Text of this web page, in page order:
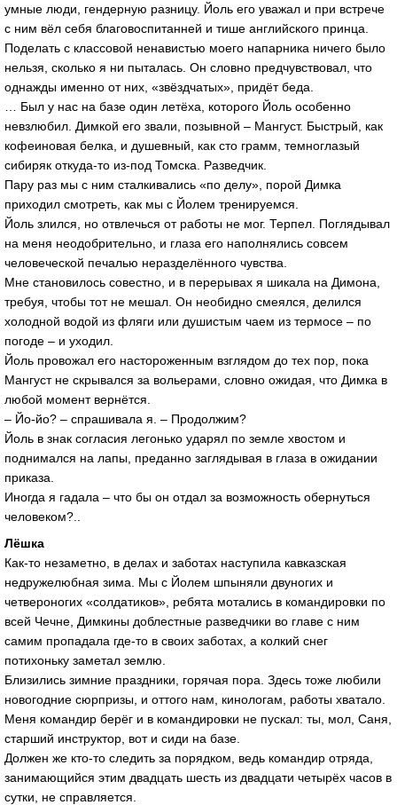
умные люди, гендерную разницу. Йоль его уважал и при встрече
с ним вёл себя благовоспитанней и тише английского принца.
Поделать с классовой ненавистью моего напарника ничего было
нельзя, сколько я ни пыталась. Он словно предчувствовал, что
однажды именно от них, «звёздчатых», придёт беда.
… Был у нас на базе один летёха, которого Йоль особенно
невзлюбил. Димкой его звали, позывной – Мангуст. Быстрый, как
кофеиновая белка, и душевный, как сто грамм, темноглазый
сибиряк откуда-то из-под Томска. Разведчик.
Пару раз мы с ним сталкивались «по делу», порой Димка
приходил смотреть, как мы с Йолем тренируемся.
Йоль злился, но отвлечься от работы не мог. Терпел. Поглядывал
на меня неодобрительно, и глаза его наполнялись совсем
человеческой печалью неразделённого чувства.
Мне становилось совестно, и в перерывах я шикала на Димона,
требуя, чтобы тот не мешал. Он необидно смеялся, делился
холодной водой из фляги или душистым чаем из термосе – по
погоде – и уходил.
Йоль провожал его настороженным взглядом до тех пор, пока
Мангуст не скрывался за вольерами, словно ожидая, что Димка в
любой момент вернётся.
– Йо-йо? – спрашивала я. – Продолжим?
Йоль в знак согласия легонько ударял по земле хвостом и
поднимался на лапы, преданно заглядывая в глаза в ожидании
приказа.
Иногда я гадала – что бы он отдал за возможность обернуться
человеком?..
Лёшка
Как-то незаметно, в делах и заботах наступила кавказская
недружелюбная зима. Мы с Йолем шпыняли двуногих и
четвероногих «солдатиков», ребята мотались в командировки по
всей Чечне, Димкины доблестные разведчики во главе с ним
самим пропадала где-то в своих заботах, а колкий снег
потихоньку заметал землю.
Близились зимние праздники, горячая пора. Здесь тоже любили
новогодние сюрпризы, и оттого нам, кинологам, работы хватало.
Меня командир берёг и в командировки не пускал: ты, мол, Саня,
старший инструктор, вот и сиди на базе.
Должен же кто-то следить за порядком, ведь командир отряда,
занимающийся этим двадцать шесть из двадцати четырёх часов в
сутки, не справляется.